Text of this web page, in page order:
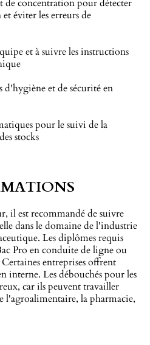
de concentration pour détecter
éviter les erreurs de
et à suivre les instructions
d'hygiène et de sécurité en
pour le suivi de la
stocks
il est recommandé de suivre
dans le domaine de l'industrie
Les diplômes requis
Pro en conduite de ligne ou
entreprises offrent
interne. Les débouchés pour les
car ils peuvent travailler
l'agroalimentaire, la pharmacie,